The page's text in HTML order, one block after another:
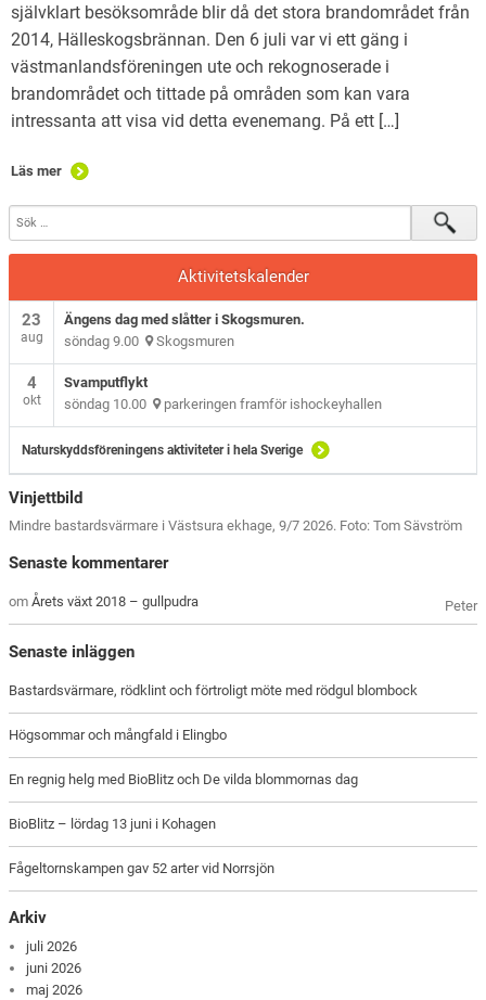
självklart besöksområde blir då det stora brandområdet från
2014, Hälleskogsbrännan. Den 6 juli var vi ett gäng i
västmanlandsföreningen ute och rekognoserade i
brandområdet och tittade på områden som kan vara
intressanta att visa vid detta evenemang. På ett […]
Läs mer
Aktivitetskalender
23
aug
Ängens dag med slåtter i Skogsmuren.
söndag 9.00 Skogsmuren
4
okt
Svamputflykt
söndag 10.00 parkeringen framför ishockeyhallen
Naturskyddsföreningens aktiviteter i hela Sverige
Vinjettbild
Mindre bastardsvärmare i Västsura ekhage, 9/7 2026. Foto: Tom Sävström
Senaste kommentarer
Peter
omÅrets växt 2018 – gullpudra
Senaste inläggen
Bastardsvärmare, rödklint och förtroligt möte med rödgul blombock
Högsommar och mångfald i Elingbo
En regnig helg med BioBlitz och De vilda blommornas dag
BioBlitz – lördag 13 juni i Kohagen
Fågeltornskampen gav 52 arter vid Norrsjön
Arkiv
juli 2026
juni 2026
maj 2026